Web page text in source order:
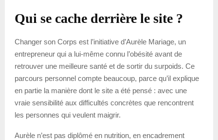
Qui se cache derrière le site ?
Changer son Corps est l’initiative d’Aurèle Mariage, un
entrepreneur qui a lui-même connu l’obésité avant de
retrouver une meilleure santé et de sortir du surpoids. Ce
parcours personnel compte beaucoup, parce qu’il explique
en partie la manière dont le site a été pensé : avec une
vraie sensibilité aux difficultés concrètes que rencontrent
les personnes qui veulent maigrir.
Aurèle n’est pas diplômé en nutrition, en encadrement